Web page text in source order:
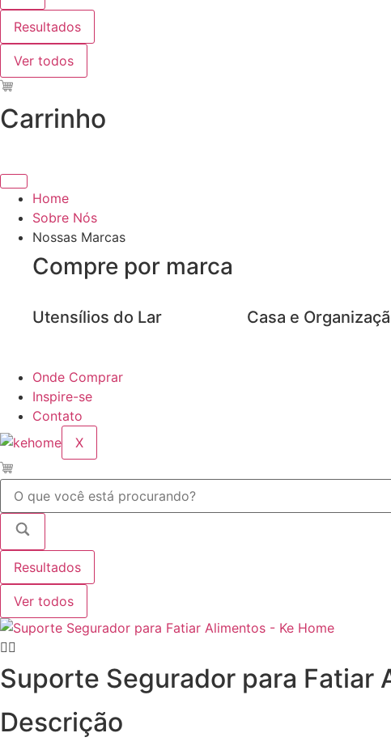
Resultados
Ver todos
Carrinho
Home
Sobre Nós
Nossas Marcas
Compre por marca
Utensílios do Lar Casa e
Onde Comprar
Inspire-se
Contato
X
Pesquisar
Resultados
Ver todos
Suporte Segurador para Fatiar
Descrição